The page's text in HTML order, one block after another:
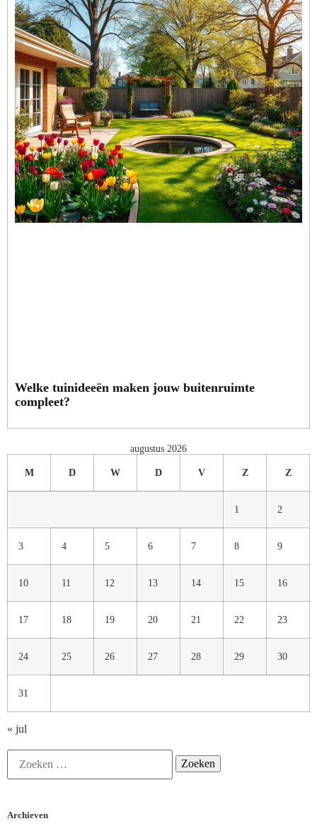
Welke tuinideeën maken jouw buitenruimte
compleet?
augustus 2026
M D W D V Z Z
1 2
3 4 5 6 7 8 9
10 11 12 13 14 15 16
17 18 19 20 21 22 23
24 25 26 27 28 29 30
31
« jul
Archieven